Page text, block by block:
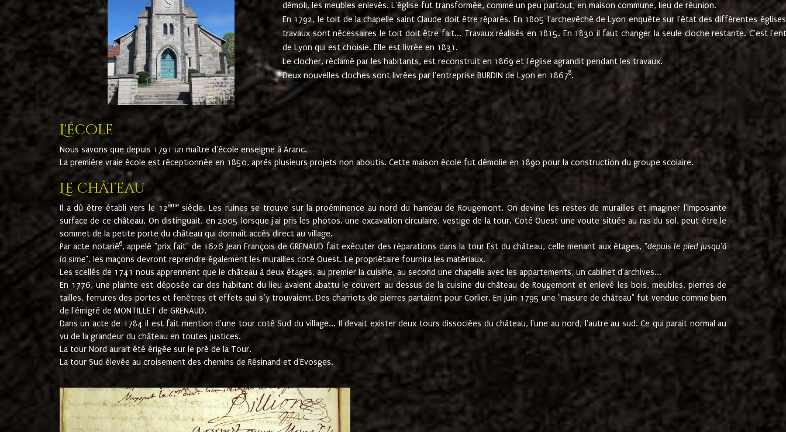
démoli, les meubles enlevés. L'église fut transformée, comme un peu partout, en maison commune, lieu de réunion.
En 1792, le toit de la chapelle saint Claude doit être réparés. En 1805 l'archevêché de Lyon enquête sur l'état des différentes
travaux sont nécessaires le toit doit être fait... Travaux réalisés en 1815. En 1830 il faut changer la seule cloche restante. C'est
de Lyon qui est choisie. Elle est livrée en 1831.
Le clocher, réclamé par les habitants, est reconstruit en 1869 et l'église agrandit pendant les travaux.
Deux nouvelles cloches sont livrées par l'entreprise BURDIN de Lyon en 18678.
L'école
Nous savons que depuis 1791 un maître d'école enseigne à Aranc.
La première vraie école est réceptionnée en 1850, après plusieurs projets non aboutis. Cette maison école fut démolie en 1890 pour la construction du groupe scolaire.
Le château
Il a dû être établi vers le 12èmesiècle. Les ruines se trouve sur la proéminence au nord du hameau de Rougemont. On devine les restes de murailles et imaginer l'imposante
surface de ce château. On distinguait, en 2005 lorsque j'ai pris les photos, une excavation circulaire, vestige de la tour. Coté Ouest une voute située au ras du sol, peut être le
sommet de la petite porte du château qui donnait accès direct au village.
Par acte notarié6, appelé "prix fait" de 1626 Jean François de GRENAUD fait exécuter des réparations dans la tour Est du château, celle menant aux étages, "depuis le pied jusqu'à
la sime". les maçons devront reprendre également les murailles coté Ouest. Le propriétaire fournira les matériaux.
Les scellés de 1741 nous apprennent que le château à deux étages, au premier la cuisine, au second une chapelle avec les appartements, un cabinet d'archives...
En 1776, une plainte est déposée car des habitant du lieu avaient abattu le couvert au dessus de la cuisine du château de Rougemont et enlevé les bois, meubles, pierres de
tailles, ferrures des portes et fenêtres et effets qui s’y trouvaient. Des charriots de pierres partaient pour Corlier. En juin 1795 une "masure de château" fut vendue comme bien
de l'émigré de MONTILLET de GRENAUD.
Dans un acte de 1784 il est fait mention d'une tour coté Sud du village... Il devait exister deux tours dissociées du château, l'une au nord, l'autre au sud. Ce qui parait normal au
vu de la grandeur du château en toutes justices.
La tour Nord aurait été érigée sur le pré de la Tour.
La tour Sud élevée au croisement des chemins de Résinand et d'Evosges.